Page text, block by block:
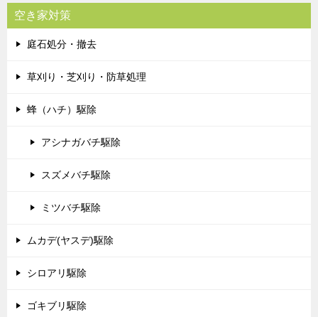
空き家対策
庭石処分・撤去
草刈り・芝刈り・防草処理
蜂（ハチ）駆除
アシナガバチ駆除
スズメバチ駆除
ミツバチ駆除
ムカデ(ヤスデ)駆除
シロアリ駆除
ゴキブリ駆除